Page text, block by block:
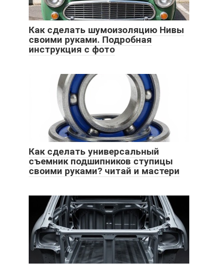
Как сделать шумоизоляцию Нивы
своими руками. Подробная
инструкция с фото
Как сделать универсальный
съемник подшипников ступицы
своими руками? читай и мастери